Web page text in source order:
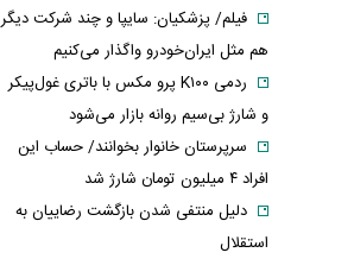
فیلم/ پزشکیان: سایپا و چند شرکت دیگر
هم مثل ایران‌خودرو واگذار می‌کنیم
ردمی K۱۰۰ پرو مکس با باتری غول‌پیکر
و شارژ بی‌سیم روانه بازار می‌شود
سرپرستان خانوار بخوانند/ حساب این
افراد ۴ میلیون تومان شارژ شد
دلیل منتفی شدن بازگشت رضاییان به
استقلال